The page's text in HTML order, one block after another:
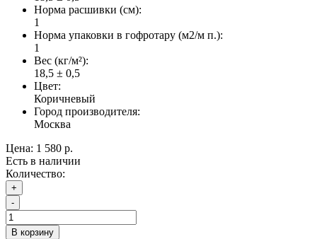
Норма расшивки (см):
1
Норма упаковки в гофротару (м2/м п.):
1
Вес (кг/м²):
18,5 ± 0,5
Цвет:
Коричневый
Город производителя:
Москва
Цена: 1 580 р.
Есть в наличии
Количество:
+
-
В корзину